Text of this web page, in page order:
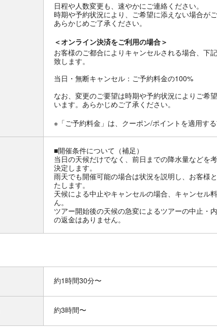
日程や人数変更も、速やかにご連絡ください。
時期や予約状況により、ご希望に添えない場合がご
あらかじめご了承ください。
＜オンライン決済をご利用の場合＞
お客様のご都合によりキャンセルされる場合、下
致します。
当日・無断キャンセル：ご予約料金の100%
なお、変更のご要望は時期や予約状況によりご希
います。あらかじめご了承ください。
※「ご予約料金」は、クーポン/ポイントを適用する
■開催条件について（補足）
当日の天候だけでなく、前日までの降水量などを
決定します。
雨天でも開催可能の場合は状況を説明し、お客様
たします。
天候による中止やキャンセルの場合、キャンセル
ん。
ツアー開始後の天候の急変によるツアーの中止・
の返金はありません。
約1時間30分〜
約3時間〜